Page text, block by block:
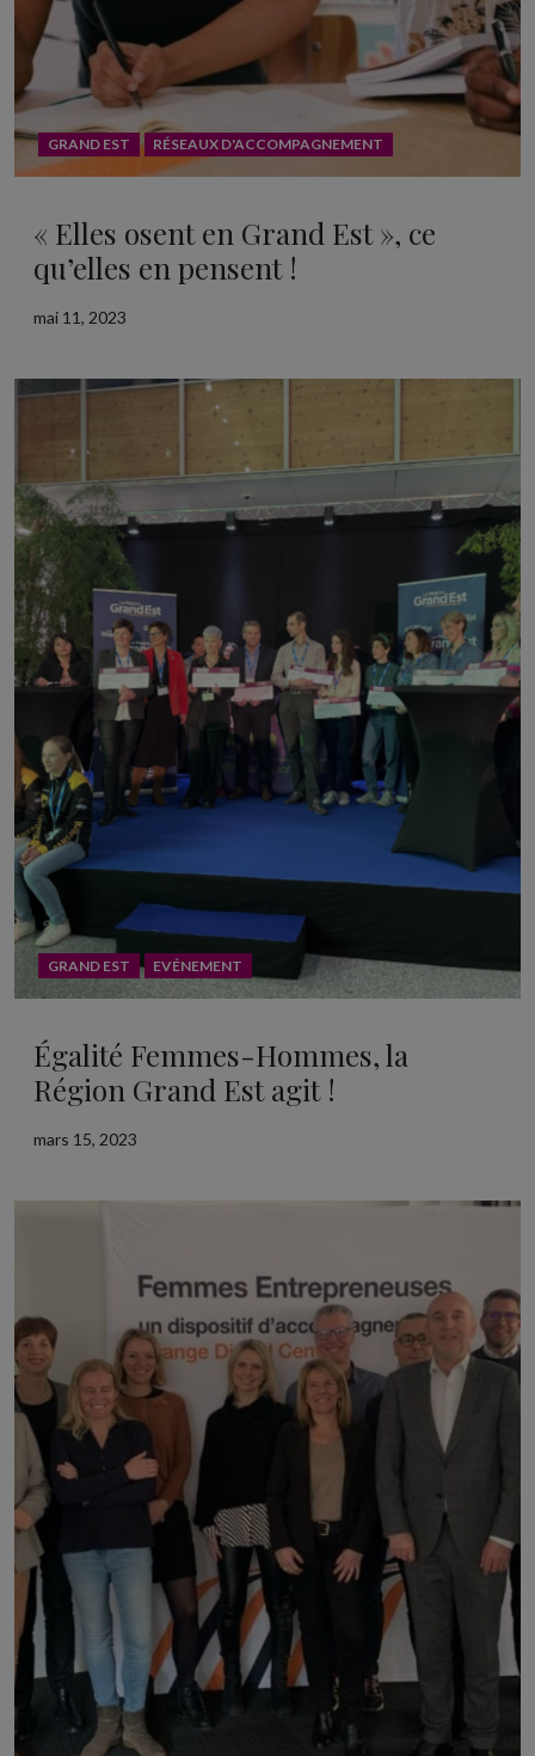
GRAND EST RÉSEAUX D'ACCOMPAGNEMENT
« Elles osent en Grand Est », ce
qu’elles en pensent !
mai 11, 2023
GRAND EST EVÉNEMENT
Égalité Femmes-Hommes, la
Région Grand Est agit !
mars 15, 2023